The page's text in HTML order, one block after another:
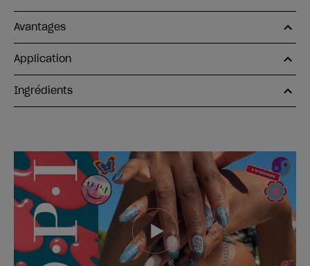
Avantages
Application
Ingrédients